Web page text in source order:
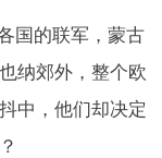
国的联军，蒙古
纳郊外，整个欧
中，他们却决定